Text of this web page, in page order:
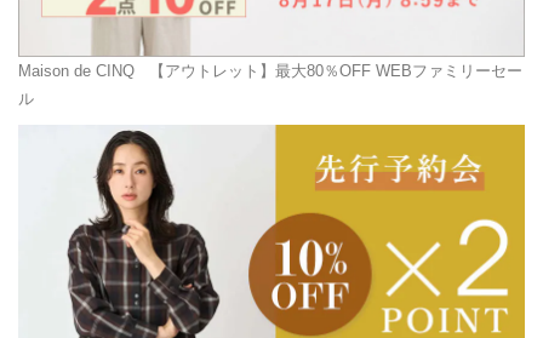
Maison de CINQ 【アウトレット】最大80％OFF WEBファミリーセー
ル